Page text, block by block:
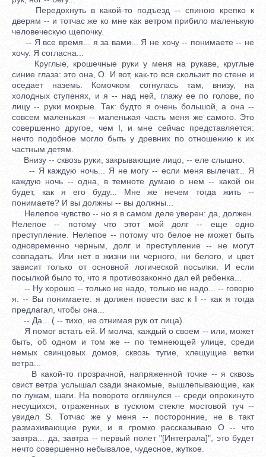
Передохнуть в какой-то подъезд -- спиною крепко к
дверям -- и тотчас же ко мне как ветром прибило маленькую
человеческую щепочку.
-- Я все время... я за вами... Я не хочу -- понимаете -- не
хочу. Я согласна...
Круглые, крошечные руки у меня на рукаве, круглые
синие глаза: это она, О. И вот, как-то вся скользит по стене и
оседает наземь. Комочком согнулась там, внизу, на
холодных ступенях, и я -- над ней, глажу ее по голове, по
лицу -- руки мокрые. Так: будто я очень большой, а она --
совсем маленькая -- маленькая часть меня же самого. Это
совершенно другое, чем I, и мне сейчас представляется:
нечто подобное могло быть у древних по отношению к их
частным детям.
Внизу -- сквозь руки, закрывающие лицо, -- еле слышно:
-- Я каждую ночь... Я не могу -- если меня вылечат... Я
каждую ночь -- одна, в темноте думаю о нем -- какой он
будет, как я его буду... Мне же нечем тогда жить --
понимаете? И вы должны -- вы должны...
Нелепое чувство -- но я в самом деле уверен: да, должен.
Нелепое -- потому что этот мой долг -- еще одно
преступление. Нелепое -- потому что белое не может быть
одновременно черным, долг и преступление -- не могут
совпадать. Или нет в жизни ни черного, ни белого, и цвет
зависит только от основной логической посылки. И если
посылкой было то, что я противозаконно дал ей ребенка...
-- Ну хорошо -- только не надо, только не надо... -- говорю
я. -- Вы понимаете: я должен повести вас к I -- как я тогда
предлагал, чтобы она...
-- Да... ( -- тихо, не отнимая рук от лица).
Я помог встать ей. И молча, каждый о своем -- или, может
быть, об одном и том же -- по темнеющей улице, среди
немых свинцовых домов, сквозь тугие, хлещущие ветки
ветра...
В какой-то прозрачной, напряженной точке -- я сквозь
свист ветра услышал сзади знакомые, вышлепывающие, как
по лужам, шаги. На повороте оглянулся -- среди опрокинуто
несущихся, отраженных в тусклом стекле мостовой туч --
увидел S. Тотчас же у меня -- посторонние, не в такт
размахивающие руки, и я громко рассказываю О -- что
завтра... да, завтра -- первый полет "[Интеграла]", это будет
нечто совершенно небывалое, чудесное, жуткое.